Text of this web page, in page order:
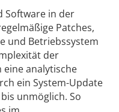
Software in der
Patches,
und Betriebssystem
der
analytische
ein System-Update
unmöglich. So